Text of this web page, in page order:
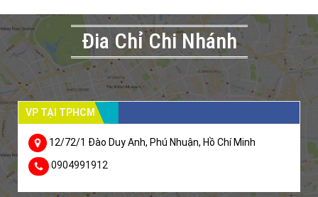
Đia Chỉ Chi Nhánh
VP TẠI TPHCM
12/72/1 Đào Duy Anh, Phú Nhuận, Hồ Chí Minh
0904991912